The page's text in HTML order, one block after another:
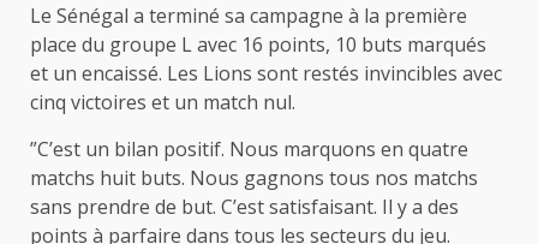
Le Sénégal a terminé sa campagne à la première
place du groupe L avec 16 points, 10 buts marqués
et un encaissé. Les Lions sont restés invincibles avec
cinq victoires et un match nul.
”C’est un bilan positif. Nous marquons en quatre
matchs huit buts. Nous gagnons tous nos matchs
sans prendre de but. C’est satisfaisant. Il y a des
points à parfaire dans tous les secteurs du jeu.